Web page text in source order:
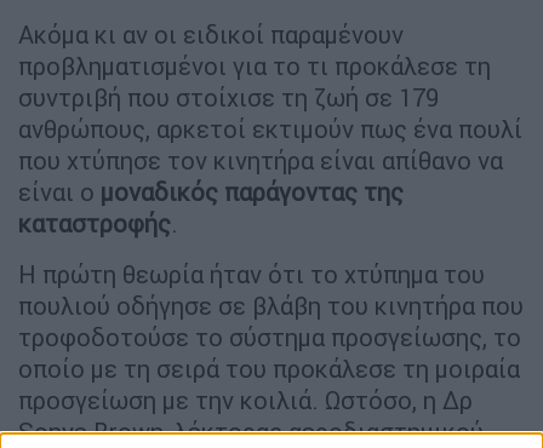
Ακόμα κι αν οι ειδικοί παραμένουν
προβληματισμένοι για το τι προκάλεσε τη
συντριβή που στοίχισε τη ζωή σε 179
ανθρώπους, αρκετοί εκτιμούν πως ένα πουλί
που χτύπησε τον κινητήρα είναι απίθανο να
είναι ο μοναδικός παράγοντας της
καταστροφής.
Η πρώτη θεωρία ήταν ότι το χτύπημα του
πουλιού οδήγησε σε βλάβη του κινητήρα που
τροφοδοτούσε το σύστημα προσγείωσης, το
οποίο με τη σειρά του προκάλεσε τη μοιραία
προσγείωση με την κοιλιά. Ωστόσο, η Δρ
Sonya Brown, λέκτορας αεροδιαστημικού